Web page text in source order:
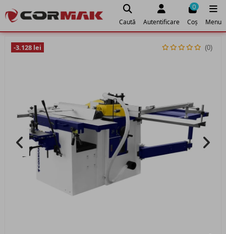
Caută Autentificare
0
Coș Menu
-3.128 lei (0)